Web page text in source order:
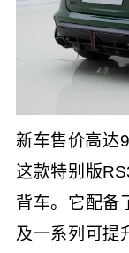
新车售价高达
这款特别版
背车。它配备
及一系列可提